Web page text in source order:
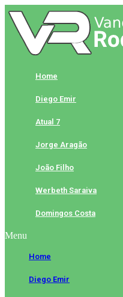
Skip
to
content
Home
Diego Emir
Atual 7
Jorge Aragão
João Filho
Werbeth Saraiva
Domingos Costa
Menu
Home
Diego Emir